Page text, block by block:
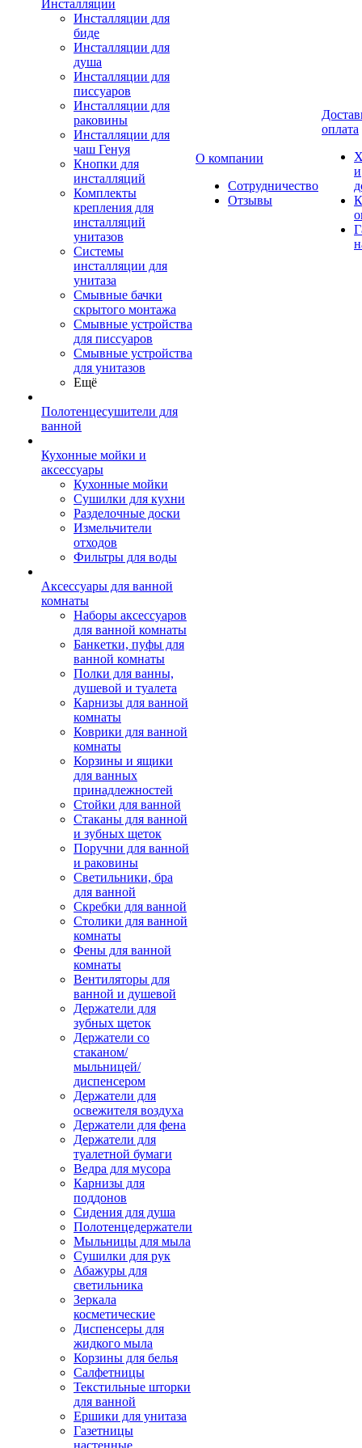
Инсталляции
Инсталляции для
биде
Инсталляции для
душа
Инсталляции для
писсуаров
Инсталляции для
раковины
Инсталляции для
чаш Генуя
Кнопки для
инсталляций
Комплекты
крепления для
инсталляций
унитазов
Системы
инсталляции для
унитаза
Смывные бачки
скрытого монтажа
Смывные устройства
для писсуаров
Смывные устройства
для унитазов
Ещё
Полотенцесушители для
ванной
Кухонные мойки и
аксессуары
Кухонные мойки
Сушилки для кухни
Разделочные доски
Измельчители
отходов
Фильтры для воды
Аксессуары для ванной
комнаты
Наборы аксессуаров
для ванной комнаты
Банкетки, пуфы для
ванной комнаты
Полки для ванны,
душевой и туалета
Карнизы для ванной
комнаты
Коврики для ванной
комнаты
Корзины и ящики
для ванных
принадлежностей
Стойки для ванной
Стаканы для ванной
и зубных щеток
Поручни для ванной
и раковины
Светильники, бра
для ванной
Скребки для ванной
Столики для ванной
комнаты
Фены для ванной
комнаты
Вентиляторы для
ванной и душевой
Держатели для
зубных щеток
Держатели со
стаканом/
мыльницей/
диспенсером
Держатели для
освежителя воздуха
Держатели для фена
Держатели для
туалетной бумаги
Ведра для мусора
Карнизы для
поддонов
Сидения для душа
Полотенцедержатели
Мыльницы для мыла
Сушилки для рук
Абажуры для
светильника
Зеркала
косметические
Диспенсеры для
жидкого мыла
Корзины для белья
Салфетницы
Текстильные шторки
для ванной
Ершики для унитаза
Газетницы
настенные
О компании
Сотрудничество
Отзывы
оплата
и